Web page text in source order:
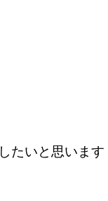
たいと思います